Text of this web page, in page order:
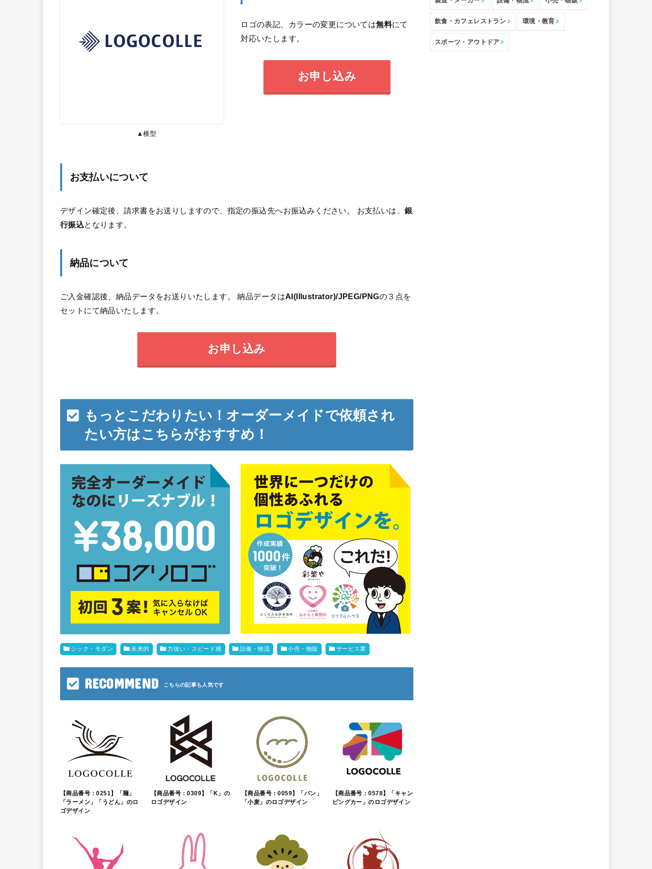
▲横型
ロゴの表記、カラーの変更については無料にて
対応いたします。
お申し込み
お支払いについて
デザイン確定後、請求書をお送りしますので、指定の振込先へお振込みください。 お支払いは、銀
行振込となります。
納品について
ご入金確認後、納品データをお送りいたします。 納品データはAI(Illustrator)/JPEG/PNGの３点を
セットにて納品いたします。
お申し込み
もっとこだわりたい！オーダーメイドで依頼され
たい方はこちらがおすすめ！
シック・モダン 未来的 力強い・スピード感 設備・物流 小売・物販 サービス業
RECOMMEND
【商品番号：0251】「麺」
「ラーメン」「うどん」のロ
ゴデザイン
【商品番号：0309】「K」の
ロゴデザイン
【商品番号：0059】「パン」
「小麦」のロゴデザイン
【商品番号：0578】「キャン
ピングカー」のロゴデザイン
飲食・カフェレストラン 環境・教育
スポーツ・アウトドア